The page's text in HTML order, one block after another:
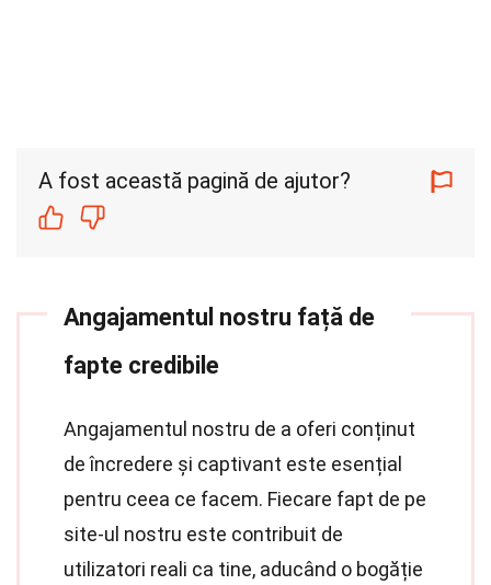
A fost această pagină de ajutor?
Angajamentul nostru față de
fapte credibile
Angajamentul nostru de a oferi conținut
de încredere și captivant este esențial
pentru ceea ce facem. Fiecare fapt de pe
site-ul nostru este contribuit de
utilizatori reali ca tine, aducând o bogăție